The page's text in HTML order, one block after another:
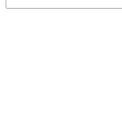
untuk: